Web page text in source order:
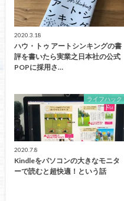
2020.3.18
ハウ・トゥ アートシンキングの書
評を書いたら実業之日本社の公式
POPに採用さ…
ライフハック
2020.7.8
Kindleをパソコンの大きなモニタ
ーで読むと超快適！という話